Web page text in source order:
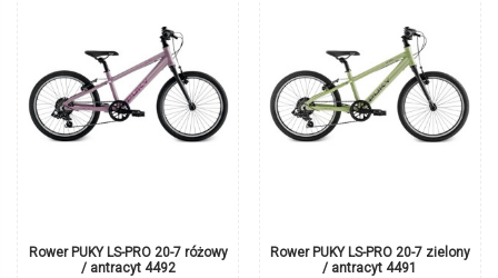
Rower PUKY LS-PRO 20-7 różowy
/ antracyt 4492
Rower PUKY LS-PRO 20-7 zielony
/ antracyt 4491